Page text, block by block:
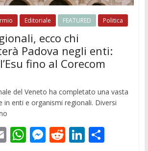
Editoriale FEATURED Politica
ecco chi
Padova negli enti:
fino al Corecom
del Veneto ha completato una vasta
in enti e organismi regionali. Diversi
E W M R Li C